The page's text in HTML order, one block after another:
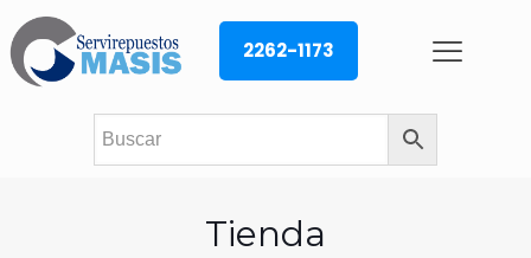
2262-1173
Tienda